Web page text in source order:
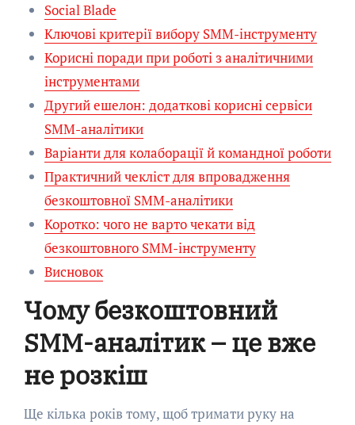
Social Blade
Ключові критерії вибору SMM-інструменту
Корисні поради при роботі з аналітичними
інструментами
Другий ешелон: додаткові корисні сервіси
SMM-аналітики
Варіанти для колаборації й командної роботи
Практичний чекліст для впровадження
безкоштовної SMM-аналітики
Коротко: чого не варто чекати від
безкоштовного SMM-інструменту
Висновок
Чому безкоштовний
SMM-аналітик – це вже
не розкіш
Ще кілька років тому, щоб тримати руку на